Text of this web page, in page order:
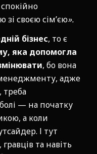
зі своєю сім’єю».
бізнес, то є
яка допомогла
, бо вона
адже
треба
— на початку
а коли
І тут
та навіть